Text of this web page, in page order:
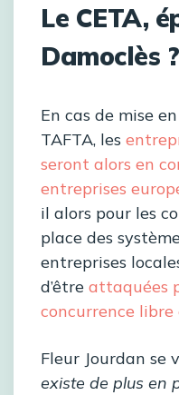
Le CETA,
Damoclès ?
En cas de mise
TAFTA, les
seront alors en
entreprises
il alors pour les
place des
entreprises
d’être attaquées
concurrence libre
Fleur Jourdan se
existe de plus en